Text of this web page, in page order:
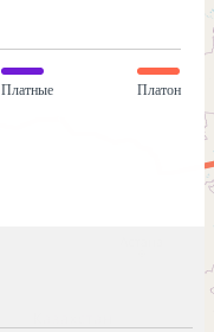
Платные Платон